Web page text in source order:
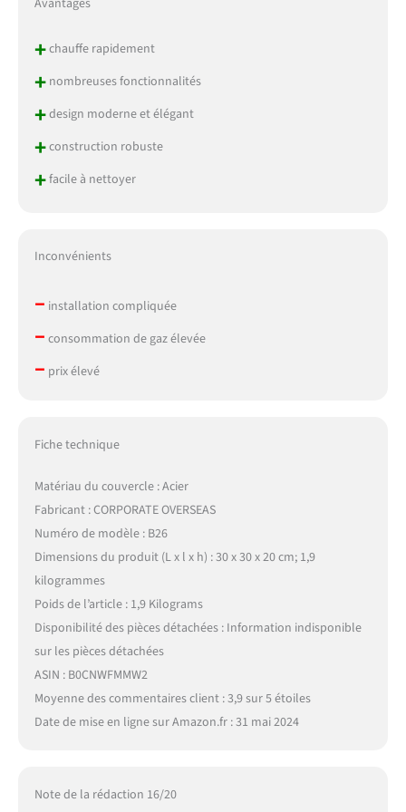
+chauffe rapidement
+nombreuses fonctionnalités
+design moderne et élégant
+construction robuste
+facile à nettoyer
Inconvénients
– installation compliquée
– consommation de gaz élevée
– prix élevé
Fiche technique
Matériau du couvercle : Acier
Fabricant : CORPORATE OVERSEAS
Numéro de modèle : B26
Dimensions du produit (L x l x h) : 30 x 30 x 20 cm; 1,9
kilogrammes
Poids de l’article : 1,9 Kilograms
Disponibilité des pièces détachées : Information indisponible
sur les pièces détachées
ASIN : B0CNWFMMW2
Moyenne des commentaires client : 3,9 sur 5 étoiles
Date de mise en ligne sur Amazon.fr : 31 mai 2024
Note de la rédaction 16/20